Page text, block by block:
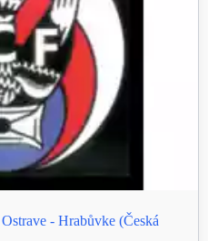
- Hrabůvke (Česká